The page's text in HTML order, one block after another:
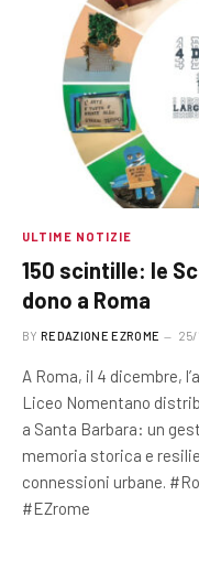
ULTIME NOTIZIE
150 scintille: le
dono a Roma
BY REDAZIONE EZROME
A Roma, il 4 dicembre,
Liceo Nomentano
a Santa Barbara: un
memoria storica e
connessioni urbane.
#EZrome